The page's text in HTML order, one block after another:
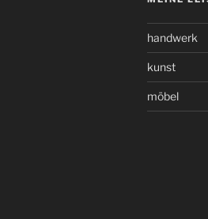
handwerk
kunst
möbel